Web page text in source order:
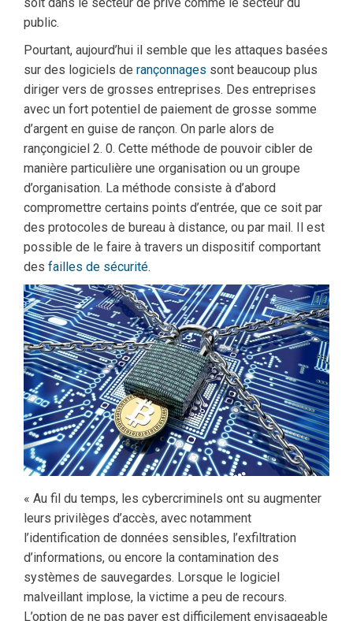
public.
Pourtant, aujourd’hui il semble que les attaques basées
sur des logiciels de rançonnages sont beaucoup plus
diriger vers de grosses entreprises. Des entreprises
avec un fort potentiel de paiement de grosse somme
d’argent en guise de rançon. On parle alors de
rançongiciel 2. 0. Cette méthode de pouvoir cibler de
manière particulière une organisation ou un groupe
d’organisation. La méthode consiste à d’abord
compromettre certains points d’entrée, que ce soit par
des protocoles de bureau à distance, ou par mail. Il est
possible de le faire à travers un dispositif comportant
des failles de sécurité.
« Au fil du temps, les cybercriminels ont su augmenter
leurs privilèges d’accès, avec notamment
l’identification de données sensibles, l’exfiltration
d’informations, ou encore la contamination des
systèmes de sauvegardes. Lorsque le logiciel
malveillant implose, la victime a peu de recours.
L’option de ne pas payer est difficilement envisageable